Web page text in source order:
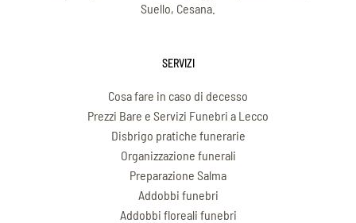
Suello, Cesana.
SERVIZI
Cosa fare in caso di decesso
Prezzi Bare e Servizi Funebri a Lecco
Disbrigo pratiche funerarie
Organizzazione funerali
Preparazione Salma
Addobbi funebri
Addobbi floreali funebri